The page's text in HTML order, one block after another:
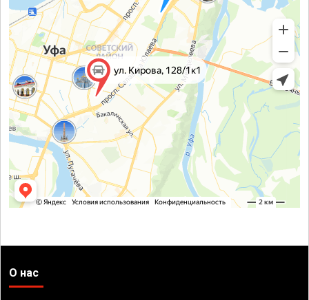
О нас